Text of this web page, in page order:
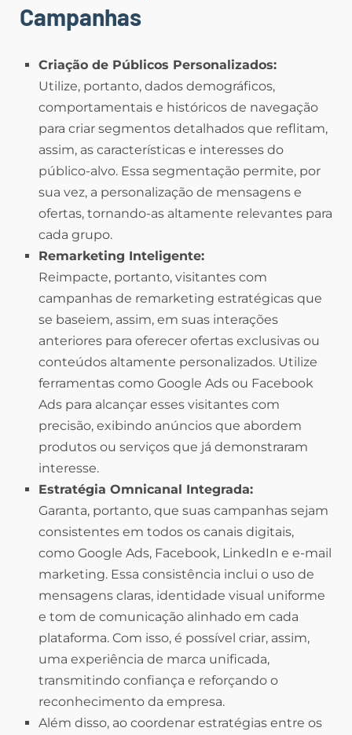
Campanhas
Criação de Públicos Personalizados:
Utilize, portanto, dados demográficos,
comportamentais e históricos de navegação
para criar segmentos detalhados que reflitam,
assim, as características e interesses do
público-alvo. Essa segmentação permite, por
sua vez, a personalização de mensagens e
ofertas, tornando-as altamente relevantes para
cada grupo.
Remarketing Inteligente:
Reimpacte, portanto, visitantes com
campanhas de remarketing estratégicas que
se baseiem, assim, em suas interações
anteriores para oferecer ofertas exclusivas ou
conteúdos altamente personalizados. Utilize
ferramentas como Google Ads ou Facebook
Ads para alcançar esses visitantes com
precisão, exibindo anúncios que abordem
produtos ou serviços que já demonstraram
interesse.
Estratégia Omnicanal Integrada:
Garanta, portanto, que suas campanhas sejam
consistentes em todos os canais digitais,
como Google Ads, Facebook, LinkedIn e e-mail
marketing. Essa consistência inclui o uso de
mensagens claras, identidade visual uniforme
e tom de comunicação alinhado em cada
plataforma. Com isso, é possível criar, assim,
uma experiência de marca unificada,
transmitindo confiança e reforçando o
reconhecimento da empresa.
Além disso, ao coordenar estratégias entre os